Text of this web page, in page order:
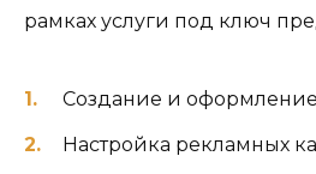
рамках услуги под ключ
Создание и
Настройка рекламных